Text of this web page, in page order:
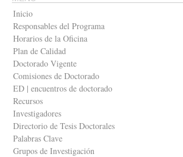
Inicio
Responsables del Programa
Horarios de la Oficina
Plan de Calidad
Doctorado Vigente
Comisiones de Doctorado
ED | encuentros de doctorado
Recursos
Investigadores
Directorio de Tesis Doctorales
Palabras Clave
Grupos de Investigación